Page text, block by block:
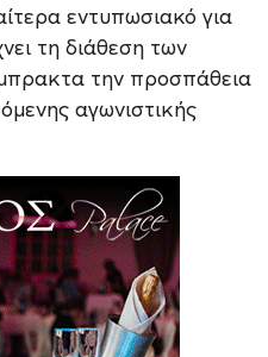
εντυπωσιακό για
τη διάθεση των
την προσπάθεια
αγωνιστικής